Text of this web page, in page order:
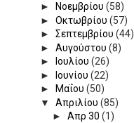
► Νοεμβρίου(58)
►Οκτωβρίου(57)
►Σεπτεμβρίου(44)
►Αυγούστου(8)
►
Ιουλίου(26)
►
Ιουνίου(22)
► Μαΐου(50)
▼Απριλίου(85)
►Απρ 30(1)